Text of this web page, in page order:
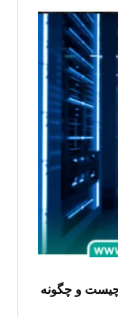
و چگونه